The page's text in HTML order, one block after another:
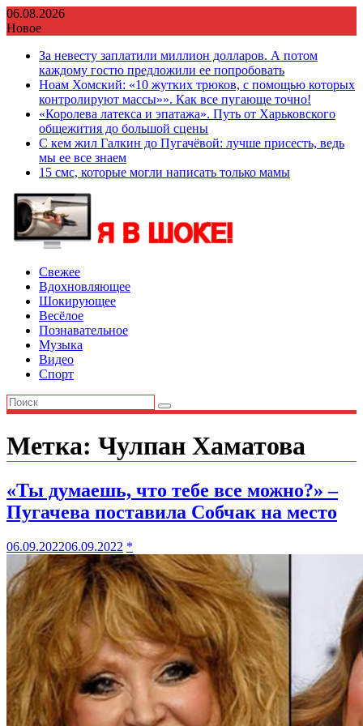
Перейти
к
06.08.2026
Новое
За невесту заплатили миллион долларов. А потом
каждому гостю предложили ее попробовать
Ноам Хомский: «10 жутких трюков, с помощью которых
контролируют массы»». Как все пугающе точно!
«Королева латекса и эпатажа». Путь от Харьковского
общежития до большой сцены
С кем жил Галкин до Пугачёвой: лучше присесть, ведь
мы ее все знаем
15 смс, которые могли написать только мамы
Свежее
Вдохновляющее
Шокирующее
Весёлое
Познавательное
Музыка
Видео
Спорт
Метка: Чулпан Хаматова
«Ты думаешь, что тебе все можно?» –
Пугачева поставила Собчак на место
06.09.202206.09.2022 *